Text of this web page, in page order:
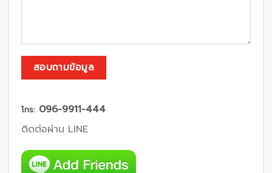
โทร: 096-9911-444
ติดต่อผ่าน LINE